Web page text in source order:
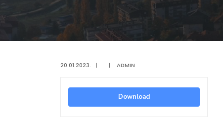
20.01.2023. | | ADMIN
Download